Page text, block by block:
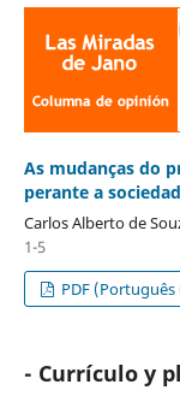
As mudanças do
perante a
Carlos Alberto de
1-5
PDF (Português
- Currículo y